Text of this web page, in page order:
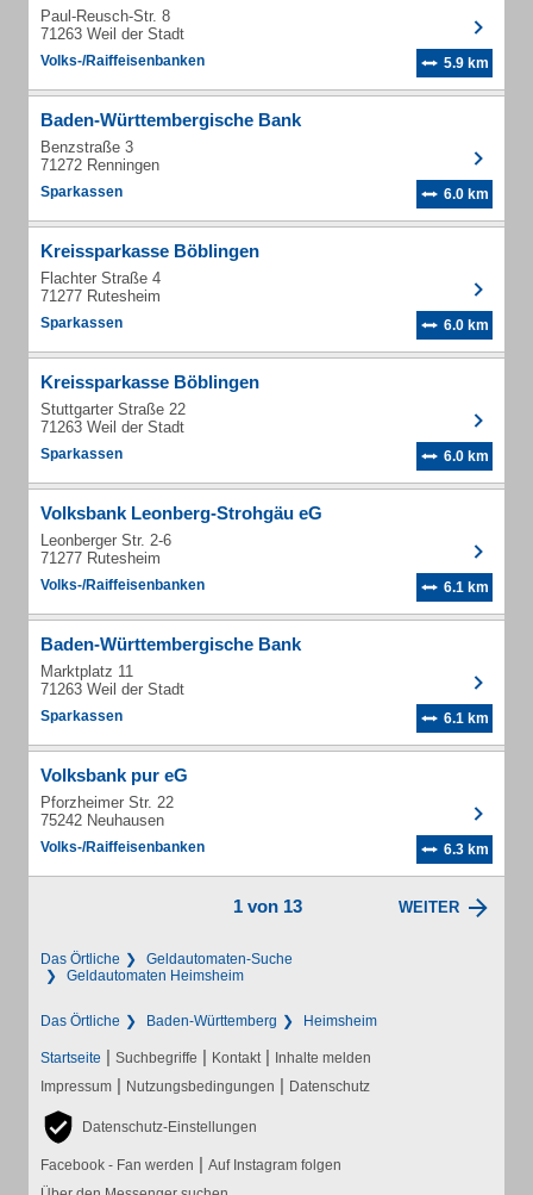
Paul-Reusch-Str. 8
71263 Weil der Stadt
Volks-/Raiffeisenbanken 5.9 km
Baden-Württembergische Bank
Benzstraße 3
71272 Renningen
Sparkassen 6.0 km
Kreissparkasse Böblingen
Flachter Straße 4
71277 Rutesheim
Sparkassen 6.0 km
Kreissparkasse Böblingen
Stuttgarter Straße 22
71263 Weil der Stadt
Sparkassen 6.0 km
Volksbank Leonberg-Strohgäu eG
Leonberger Str. 2-6
71277 Rutesheim
Volks-/Raiffeisenbanken 6.1 km
Baden-Württembergische Bank
Marktplatz 11
71263 Weil der Stadt
Sparkassen 6.1 km
Volksbank pur eG
Pforzheimer Str. 22
75242 Neuhausen
Volks-/Raiffeisenbanken 6.3 km
1 von 13 WEITER
Das Örtliche
Geldautomaten-Suche
Geldautomaten Heimsheim
Das Örtliche Baden-Württemberg Heimsheim
Startseite | Suchbegriffe | Kontakt | Inhalte melden
Impressum | Nutzungsbedingungen | Datenschutz
Datenschutz-Einstellungen
Facebook - Fan werden | Auf Instagram folgen